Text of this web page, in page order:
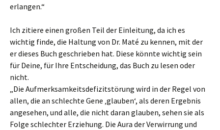
erlangen.“
Ich zitiere einen großen Teil der Einleitung, da ich es
wichtig finde, die Haltung von Dr. Maté zu kennen, mit der
er dieses Buch geschrieben hat. Diese könnte wichtig sein
für Deine, für Ihre Entscheidung, das Buch zu lesen oder
nicht.
„Die Aufmerksamkeitsdefizitstörung wird in der Regel von
allen, die an schlechte Gene ‚glauben‘, als deren Ergebnis
angesehen, und alle, die nicht daran glauben, sehen sie als
Folge schlechter Erziehung. Die Aura der Verwirrung und